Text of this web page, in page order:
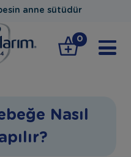
anne sütüdür
0
Nasıl